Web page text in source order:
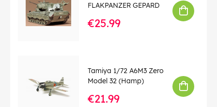
FLAKPANZER GEPARD
€25.99
Tamiya 1/72 A6M3 Zero
Model 32 (Hamp)
€21.99